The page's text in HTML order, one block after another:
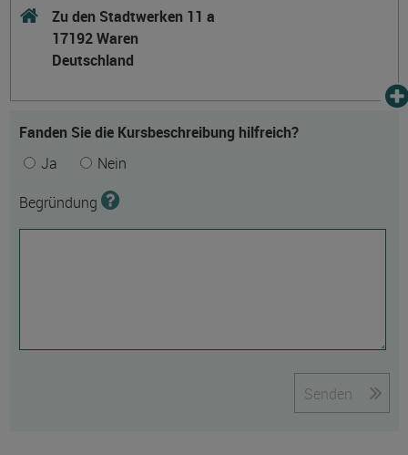
Zu den Stadtwerken 11 a
17192 Waren
Deutschland
Fanden Sie die Kursbeschreibung hilfreich?
Ja
Nein
Begründung
Senden